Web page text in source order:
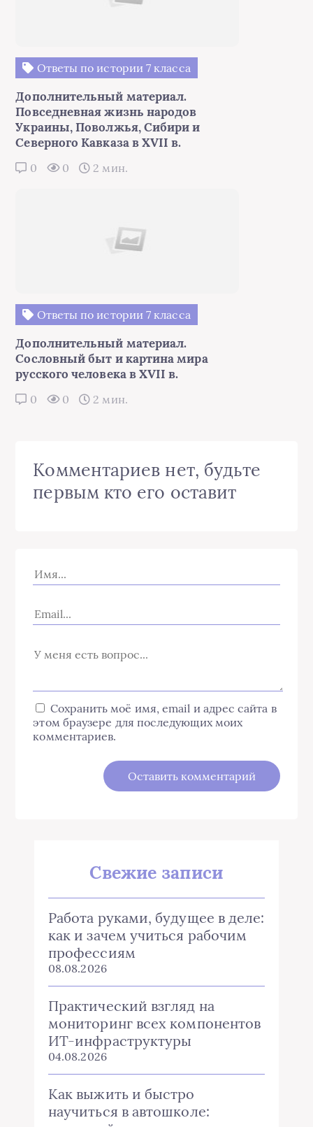
Ответы по истории 7 класса
Дополнительный материал.
Повседневная жизнь народов
Украины, Поволжья, Сибири и
Северного Кавказа в XVII в.
0 0 2 мин.
Ответы по истории 7 класса
Дополнительный материал.
Сословный быт и картина мира
русского человека в XVII в.
0 0 2 мин.
Комментариев нет, будьте
первым кто его оставит
Сохранить моё имя, email и адрес сайта в
этом браузере для последующих моих
комментариев.
Свежие записи
Работа руками, будущее в деле:
как и зачем учиться рабочим
профессиям
08.08.2026
Практический взгляд на
мониторинг всех компонентов
ИТ-инфраструктуры
04.08.2026
Как выжить и быстро
научиться в автошколе: